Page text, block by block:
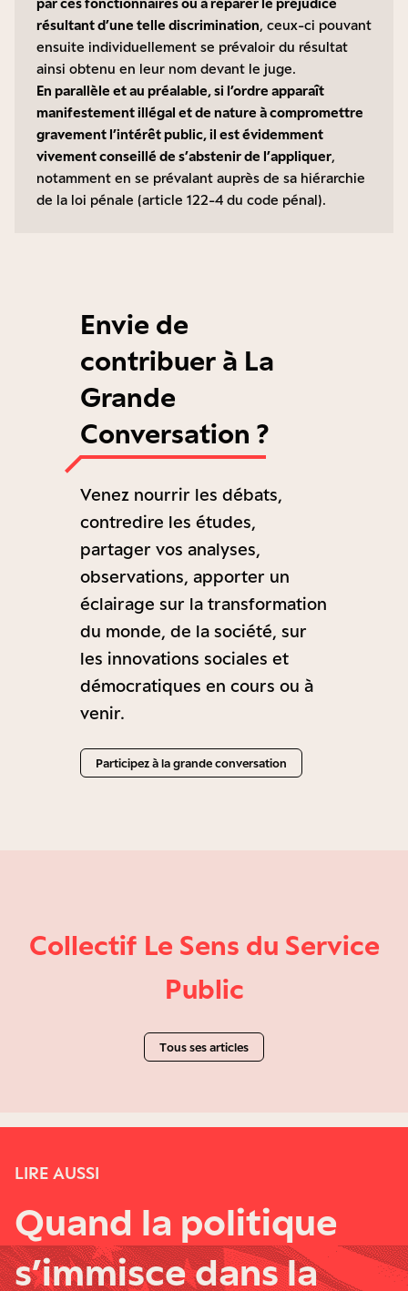
par ces fonctionnaires ou à réparer le préjudice
résultant d’une telle discrimination, ceux-ci pouvant
ensuite individuellement se prévaloir du résultat
ainsi obtenu en leur nom devant le juge.
En parallèle et au préalable, si l’ordre apparaît
manifestement illégal et de nature à compromettre
gravement l’intérêt public, il est évidemment
vivement conseillé de s’abstenir de l’appliquer,
notamment en se prévalant auprès de sa hiérarchie
de la loi pénale (article 122-4 du code pénal).
Envie de
contribuer à La
Grande
Conversation ?
Venez nourrir les débats,
contredire les études,
partager vos analyses,
observations, apporter un
éclairage sur la transformation
du monde, de la société, sur
les innovations sociales et
démocratiques en cours ou à
venir.
Participez à la grande conversation
Collectif Le Sens du Service
Public
Tous ses articles
LIRE AUSSI
Quand la politique
s’immisce dans la